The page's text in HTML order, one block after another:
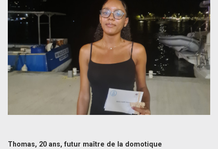
Thomas, 20 ans, futur maître de la domotique